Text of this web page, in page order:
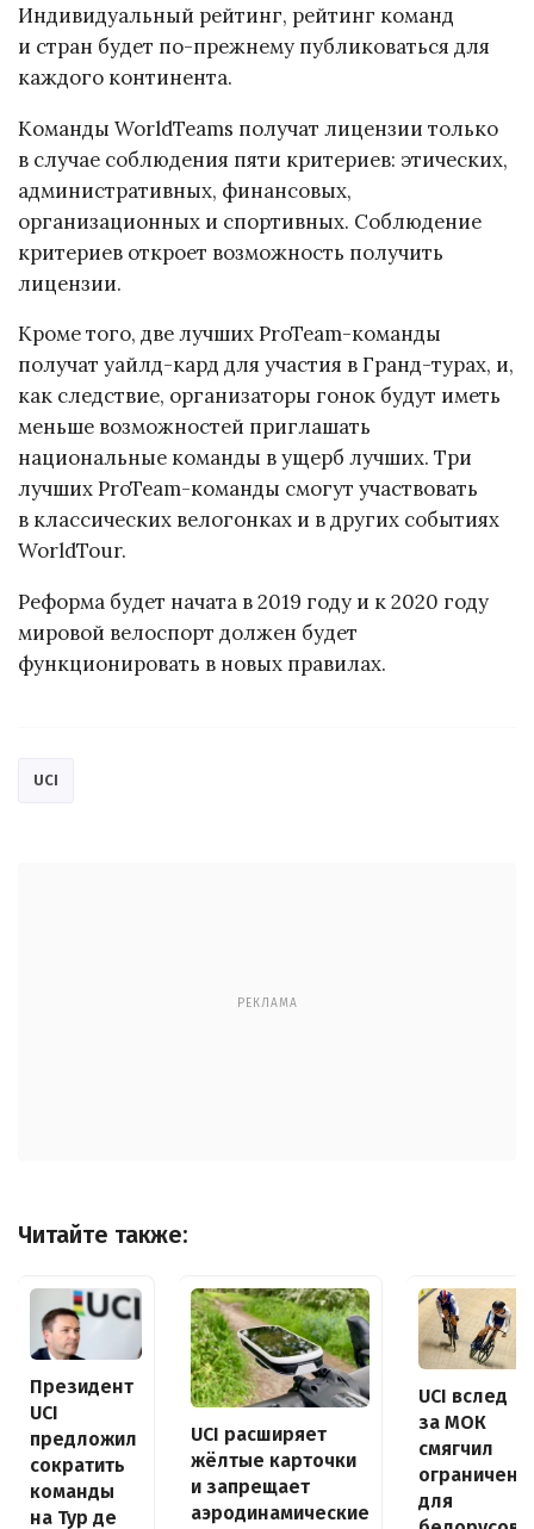
Индивидуальный рейтинг, рейтинг команд
и стран будет по-прежнему публиковаться для
каждого континента.
Команды WorldTeams получат лицензии только
в случае соблюдения пяти критериев: этических,
административных, финансовых,
организационных и спортивных. Соблюдение
критериев откроет возможность получить
лицензии.
Кроме того, две лучших ProTeam-команды
получат уайлд-кард для участия в Гранд-турах, и,
как следствие, организаторы гонок будут иметь
меньше возможностей приглашать
национальные команды в ущерб лучших. Три
лучших ProTeam-команды смогут участвовать
в классических велогонках и в других событиях
WorldTour.
Реформа будет начата в 2019 году и к 2020 году
мировой велоспорт должен будет
функционировать в новых правилах.
UCI
РЕКЛАМА
Читайте также:
Президент
UCI
предложил
сократить
команды
на Тур де
UCI расширяет
жёлтые карточки
и запрещает
аэродинамические
UCI вслед
за МОК
смягчил
для